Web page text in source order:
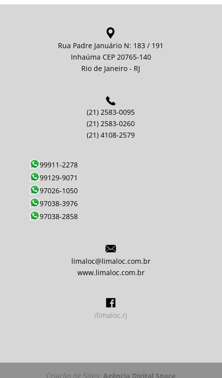
Rua Padre Januário N: 183 / 191
Inhaúma CEP 20765-140
Rio de Janeiro - RJ
(21) 2583-0095
(21) 2583-0260
(21) 4108-2579
99911-2278
99129-9071
97026-1050
97038-3976
97038-2858
limaloc@limaloc.com.br
www.limaloc.com.br
/limaloc.rj
Criação de Sites: Agência Digital Space